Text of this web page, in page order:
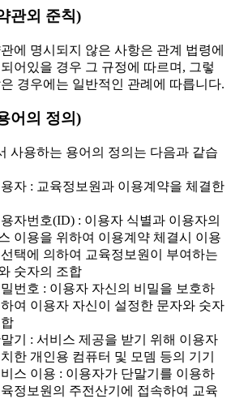
관외 준칙)
에 명시되지 않은 사항은 관계 법령에
어있을 경우 그 규정에 따르며, 그렇
경우에는 일반적인 관례에 따릅니다.
어의 정의)
사용하는 용어의 정의는 다음과 같습
자 : 교육정보원과 이용계약을 체결한
자번호(ID) : 이용자 식별과 이용자의
이용을 위하여 이용계약 체결시 이용
택에 의하여 교육정보원이 부여하는
숫자의 조합
번호 : 이용자 자신의 비밀을 보호하
여 이용자 자신이 설정한 문자와 숫자
기 : 서비스 제공을 받기 위해 이용자
한 개인용 컴퓨터 및 모뎀 등의 기기
스 이용 : 이용자가 단말기를 이용하
정보원의 주전산기에 접속하여 교육